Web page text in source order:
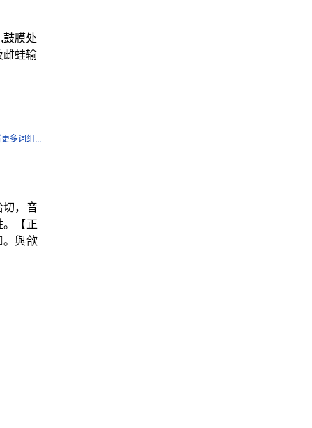
膜处
雌蛙输
多词组...
，音
【正
。與欱